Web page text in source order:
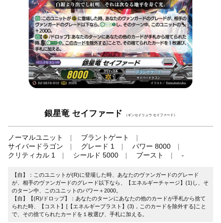
銀星竜 セイファード （ギンセイリュウ セイファード）
ノーマルユニット
ブラントゲート
サイバードラゴン
グレード 1
パワー 8000
クリティカル 1
シールド 5000 ブースト -
【自】：このユニットが(R)に登場した時、あなたのヴァンガードのグレード
が、相手のヴァンガードのグレード以下なら、【エネルギーチャージ】(1)し、そ
のターン中、このユニットのパワー＋2000。
【自】【(R)/ドロップ】：あなたのターンにあなたの他のカードが手札から捨て
られた時、【コスト】[【エネルギーブラスト】(3)，このカードを除外する]こと
で、その捨てられたカードを１枚選び、手札に加える。